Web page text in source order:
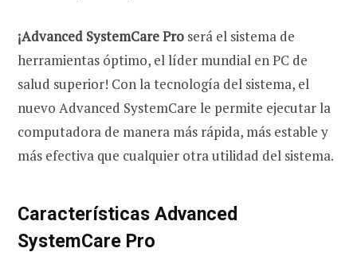
¡Advanced SystemCare Pro será el sistema de
herramientas óptimo, el líder mundial en PC de
salud superior! Con la tecnología del sistema, el
nuevo Advanced SystemCare le permite ejecutar la
computadora de manera más rápida, más estable y
más efectiva que cualquier otra utilidad del sistema.
Características Advanced
SystemCare Pro